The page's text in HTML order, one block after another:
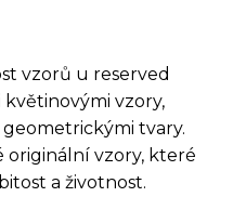
vzorů u reserved
květinovými vzory,
tvary.
originální vzory, které
a životnost.